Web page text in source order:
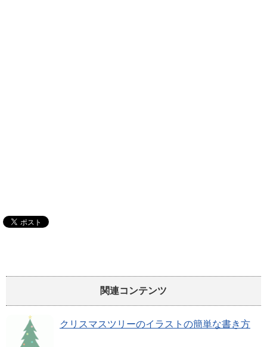
関連コンテンツ
クリスマスツリーのイラストの簡単な書き方